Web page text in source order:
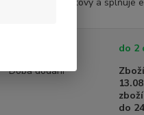
do 2
Doba dodání
do